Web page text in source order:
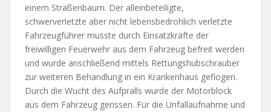
einem Straßenbaum. Der alleinbeteiligte,
schwerverletzte aber nicht lebensbedrohlich verletzte
Fahrzeugführer musste durch Einsatzkräfte der
freiwilligen Feuerwehr aus dem Fahrzeug befreit werden
und wurde anschließend mittels Rettungshubschrauber
zur weiteren Behandlung in ein Krankenhaus geflogen.
Durch die Wucht des Aufpralls wurde der Motorblock
aus dem Fahrzeug gerissen. Für die Unfallaufnahme und